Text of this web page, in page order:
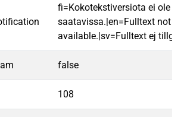
fi=Kokotekstiversiota ei ole
saatavissa.|en=Fulltext not
available.|sv=Fulltext ej
false
108